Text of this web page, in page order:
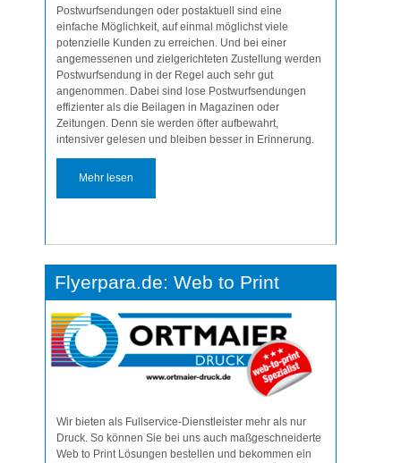
Postwurfsendungen oder postaktuell sind eine
einfache Möglichkeit, auf einmal möglichst viele
potenzielle Kunden zu erreichen. Und bei einer
angemessenen und zielgerichteten Zustellung werden
Postwurfsendung in der Regel auch sehr gut
angenommen. Dabei sind lose Postwurfsendungen
effizienter als die Beilagen in Magazinen oder
Zeitungen. Denn sie werden öfter aufbewahrt,
intensiver gelesen und bleiben besser in Erinnerung.
Mehr lesen
​Flyerpara.de: Web to Print
Wir bieten als Fullservice-Dienstleister mehr als nur
Druck. So können Sie bei uns auch maßgeschneiderte
Web to Print Lösungen bestellen und bekommen ein